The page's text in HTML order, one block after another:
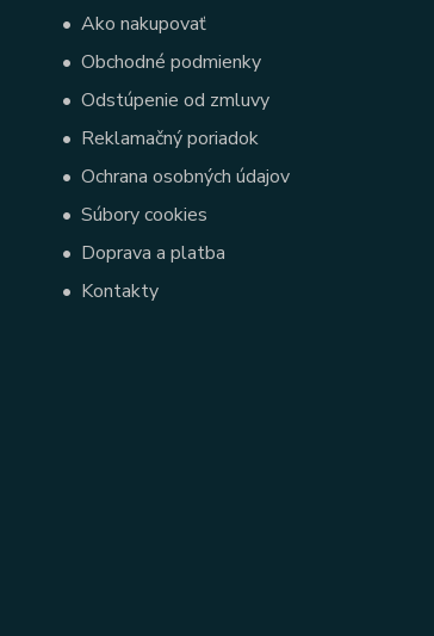
• Ako nakupovať
• Obchodné podmienky
• Odstúpenie od zmluvy
• Reklamačný poriadok
• Ochrana osobných údajov
• Súbory cookies
• Doprava a platba
• Kontakty